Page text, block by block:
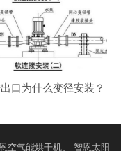
口为什么变径安装？
空气能烘干机、 智恩太阳